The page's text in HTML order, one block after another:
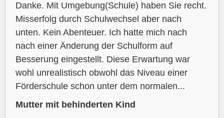
Danke. Mit Umgebung(Schule) haben Sie recht.
Misserfolg durch Schulwechsel aber nach
unten. Kein Abenteuer. Ich hatte mich nach
nach einer Änderung der Schulform auf
Besserung eingestellt. Diese Erwartung war
wohl unrealistisch obwohl das Niveau einer
Förderschule schon unter dem normalen...
Mutter mit behinderten Kind